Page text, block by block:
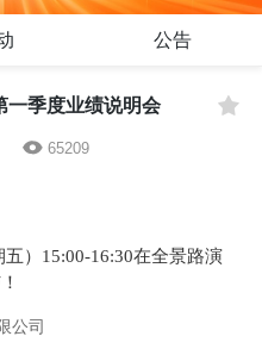
公告
一季度业绩说明会
65209
）15:00-16:30在全景路演
公司